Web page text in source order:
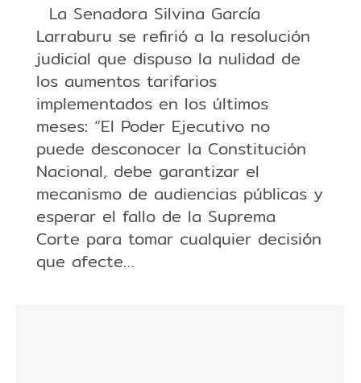
La Senadora Silvina García
Larraburu se refirió a la resolución
judicial que dispuso la nulidad de
los aumentos tarifarios
implementados en los últimos
meses: “El Poder Ejecutivo no
puede desconocer la Constitución
Nacional, debe garantizar el
mecanismo de audiencias públicas y
esperar el fallo de la Suprema
Corte para tomar cualquier decisión
que afecte…